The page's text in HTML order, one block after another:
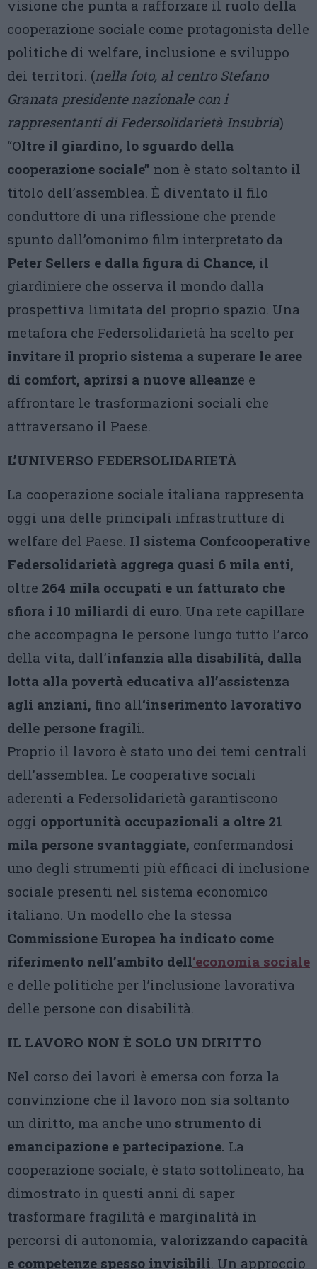
visione che punta a rafforzare il ruolo della
cooperazione sociale come protagonista delle
politiche di welfare, inclusione e sviluppo
dei territori. (nella foto, al centro Stefano
Granata presidente nazionale con i
rappresentanti di Federsolidarietà Insubria)
“Oltre il giardino, lo sguardo della
cooperazione sociale” non è stato soltanto il
titolo dell’assemblea. È diventato il filo
conduttore di una riflessione che prende
spunto dall’omonimo film interpretato da
Peter Sellers e dalla figura di Chance, il
giardiniere che osserva il mondo dalla
prospettiva limitata del proprio spazio. Una
metafora che Federsolidarietà ha scelto per
invitare il proprio sistema a superare le aree
di comfort, aprirsi a nuove alleanze e
affrontare le trasformazioni sociali che
attraversano il Paese.
L’UNIVERSO FEDERSOLIDARIETÀ
La cooperazione sociale italiana rappresenta
oggi una delle principali infrastrutture di
welfare del Paese. Il sistema Confcooperative
Federsolidarietà aggrega quasi 6 mila enti,
oltre 264 mila occupati e un fatturato che
sfiora i 10 miliardi di euro. Una rete capillare
che accompagna le persone lungo tutto l’arco
della vita, dall’infanzia alla disabilità, dalla
lotta alla povertà educativa all’assistenza
agli anziani, fino all‘inserimento lavorativo
delle persone fragili.
Proprio il lavoro è stato uno dei temi centrali
dell’assemblea. Le cooperative sociali
aderenti a Federsolidarietà garantiscono
oggi opportunità occupazionali a oltre 21
mila persone svantaggiate, confermandosi
uno degli strumenti più efficaci di inclusione
sociale presenti nel sistema economico
italiano. Un modello che la stessa
Commissione Europea ha indicato come
riferimento nell’ambito dell‘economia sociale
e delle politiche per l’inclusione lavorativa
delle persone con disabilità.
IL LAVORO NON È SOLO UN DIRITTO
Nel corso dei lavori è emersa con forza la
convinzione che il lavoro non sia soltanto
un diritto, ma anche uno strumento di
emancipazione e partecipazione. La
cooperazione sociale, è stato sottolineato, ha
dimostrato in questi anni di saper
trasformare fragilità e marginalità in
percorsi di autonomia, valorizzando capacità
e competenze spesso invisibili. Un approccio